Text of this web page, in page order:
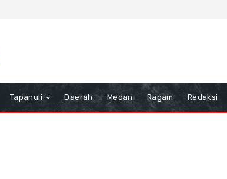
Tapanuli Daerah Medan Ragam Redaksi